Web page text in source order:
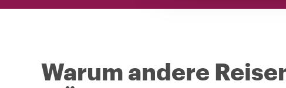
Warum andere